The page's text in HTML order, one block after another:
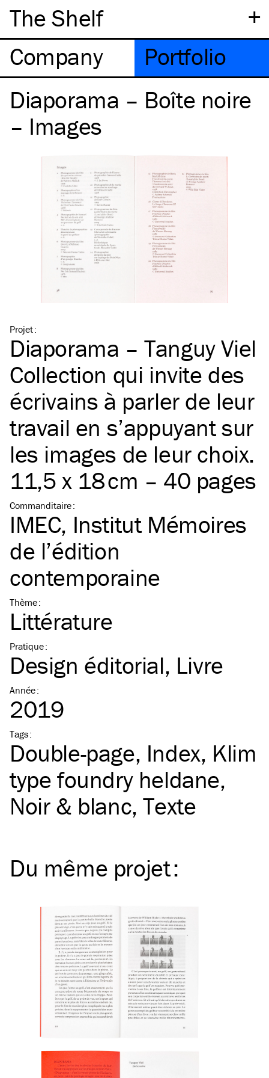
+
The Shelf
Company
Portfolio
Diaporama – Boîte noire
– Images
Projet:
Diaporama – Tanguy Viel
Collection qui invite des
écrivains à parler de leur
travail en s’appuyant sur
les images de leur choix.
11,5 x 18 cm – 40 pages
Commanditaire:
IMEC, Institut Mémoires
de l’édition
contemporaine
Thème:
Littérature
Pratique:
Design éditorial Livre
Année:
2019
Tags:
Double-page Index Klim
type foundry heldane
Noir & blanc Texte
Du même projet: